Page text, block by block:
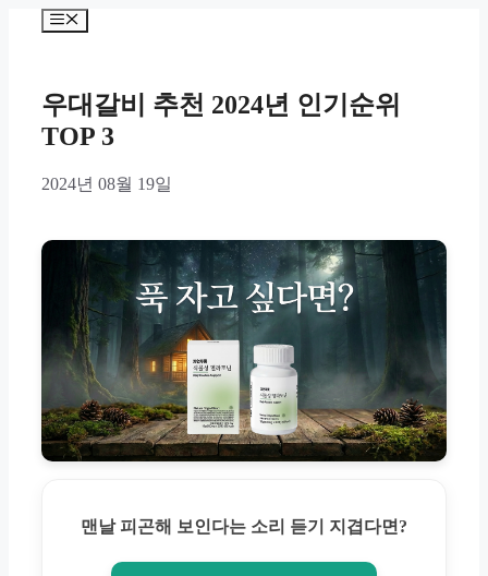
Menu
우대갈비 추천 2024년 인기순위
TOP 3
2024년 08월 19일
맨날 피곤해 보인다는 소리 듣기 지겹다면?